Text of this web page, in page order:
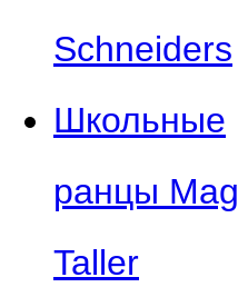
Schneiders
Школьные
ранцы Mag
Taller